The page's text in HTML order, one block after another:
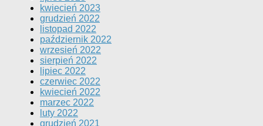
kwiecień 2023
grudzień 2022
listopad 2022
październik 2022
wrzesień 2022
sierpień 2022
lipiec 2022
czerwiec 2022
kwiecień 2022
marzec 2022
luty 2022
grudzień 2021